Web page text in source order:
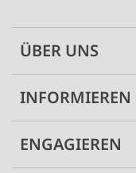
ÜBER UNS
INFORMIEREN
ENGAGIEREN